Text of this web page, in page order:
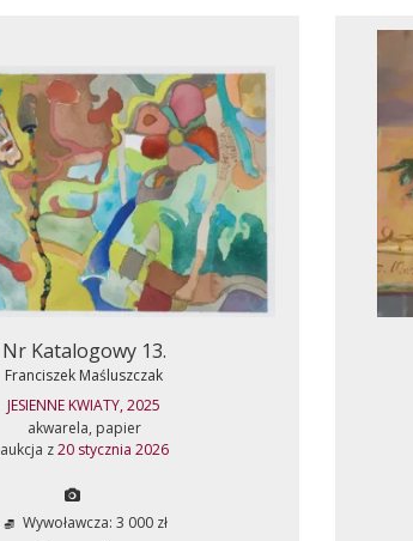
Nr Katalogowy 13.
Franciszek Maśluszczak
JESIENNE KWIATY, 2025
akwarela, papier
aukcja z20 stycznia 2026
Wywoławcza: 3 000 zł